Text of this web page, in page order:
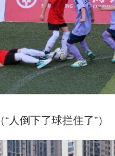
（“人倒下了球拦住了”）